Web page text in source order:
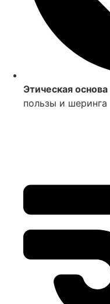
Этическая основа
пользы и шеринга